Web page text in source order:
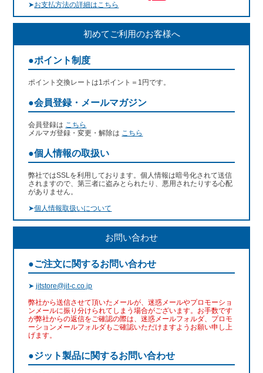
➤お支払方法の詳細はこちら
初めてご利用のお客様へ
●ポイント制度
ポイント交換レートは1ポイント＝1円です。
●会員登録・メールマガジン
会員登録は こちら
メルマガ登録・変更・解除は こちら
●個人情報の取扱い
弊社ではSSLを利用しております。個人情報は暗号化されて送信
されますので、第三者に盗みとられたり、悪用されたりする心配
がありません。
➤個人情報取扱いについて
お問い合わせ
●ご注文に関するお問い合わせ
➤jitstore@jit-c.co.jp
弊社から送信させて頂いたメールが、迷惑メールやプロモーショ
ンメールに振り分けられてしまう場合がございます。お手数です
が弊社からの返信をご確認の際は、迷惑メールフォルダ、プロモ
ーションメールフォルダもご確認いただけますようお願い申し上
げます。
●ジット製品に関するお問い合わせ